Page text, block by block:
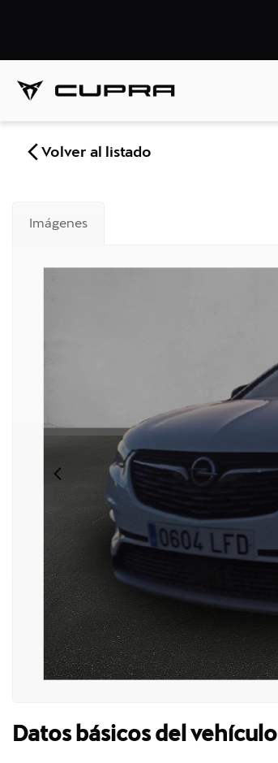
Volver al listado
Imágenes
Datos básicos del vehículo